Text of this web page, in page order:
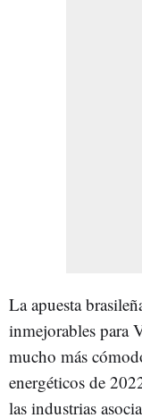
La apuesta
inmejorables para
mucho más
energéticos de
las industrias